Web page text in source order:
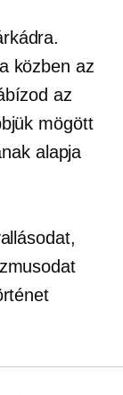
közben az
az
mögött
alapja